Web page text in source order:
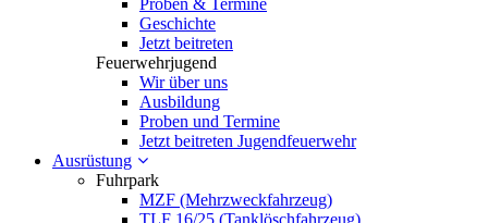
Proben & Termine
Geschichte
Jetzt beitreten
Feuerwehrjugend
Wir über uns
Ausbildung
Proben und Termine
Jetzt beitreten Jugendfeuerwehr
Ausrüstung
Fuhrpark
MZF (Mehrzweckfahrzeug)
TLF 16/25 (Tanklöschfahrzeug)